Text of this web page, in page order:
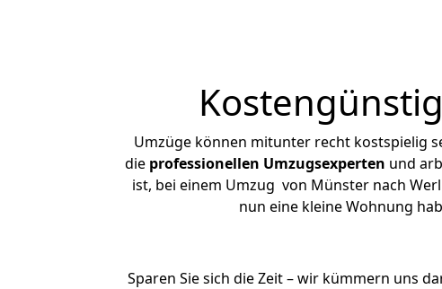
Umzüge können mitunter recht kostspielig
die professionellen Umzugsexperten und
ist, bei einem Umzug von Münster nach
nun eine kleine Wohnung
Sparen Sie sich die Zeit – wir kümmern uns